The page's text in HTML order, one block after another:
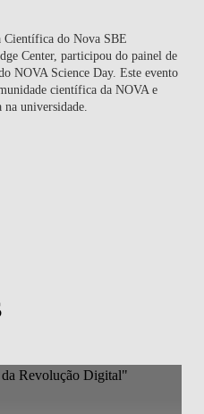
Científica do Nova SBE
Center, participou do painel de
NOVA Science Day. Este evento
científica da NOVA e
universidade.